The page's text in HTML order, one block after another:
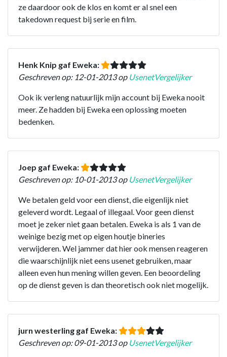
ze daardoor ook de klos en komt er al snel een
takedown request bij serie en film.
Henk Knip gaf Eweka:
Geschreven op: 12-01-2013 op UsenetVergelijker
Ook ik verleng natuurlijk mijn account bij Eweka nooit
meer. Ze hadden bij Eweka een oplossing moeten
bedenken.
Joep gaf Eweka:
Geschreven op: 10-01-2013 op UsenetVergelijker
We betalen geld voor een dienst, die eigenlijk niet
geleverd wordt. Legaal of illegaal. Voor geen dienst
moet je zeker niet gaan betalen. Eweka is als 1 van de
weinige bezig met op eigen houtje bineries
verwijderen. Wel jammer dat hier ook mensen reageren
die waarschijnlijk niet eens usenet gebruiken, maar
alleen even hun mening willen geven. Een beoordeling
op de dienst geven is dan theoretisch ook niet mogelijk.
jurn westerling gaf Eweka:
Geschreven op: 09-01-2013 op UsenetVergelijker